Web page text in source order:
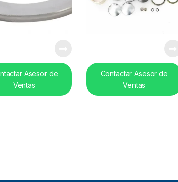
Asesor de
Ventas
Contactar Asesor de
Ventas